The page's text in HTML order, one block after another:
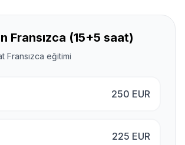
Fransızca (15+5 saat)
Fransızca eğitimi
250 EUR
225 EUR